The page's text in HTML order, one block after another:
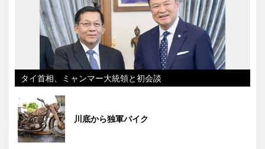
タイ首相、ミャンマー大統領と初会談
川底から独軍バイク